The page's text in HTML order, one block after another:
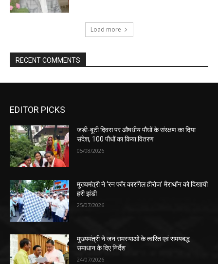
Load more
RECENT COMMENTS
EDITOR PICKS
जड़ी-बूटी दिवस पर औषधीय पौधों के संरक्षण का दिया
संदेश, 100 पौधों का किया वितरण
05/08/2026
मुख्यमंत्री ने ‘रन फॉर कारगिल हीरोज’ मैराथॉन को दिखायी
हरी झंडी
25/07/2026
मुख्यमंत्री ने जन समस्याओं के त्वरित एवं समयबद्ध
समाधान के दिए निर्देश
24/07/2026